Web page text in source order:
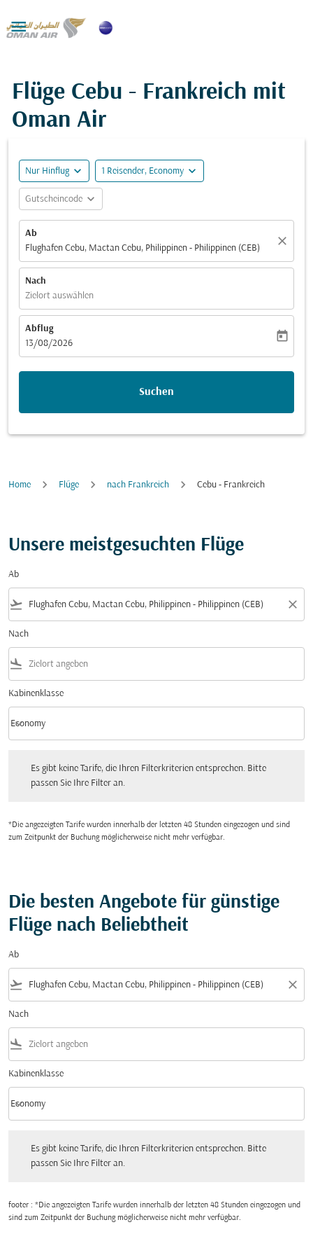

Flüge Cebu - Frankreich mit
Oman Air
Nur Hinflug expand_more 1 Reisender, Economy expand_more
Gutscheincode expand_more
Ab
Flughafen Cebu, Mactan Cebu, Philippinen - Philippinen (CEB)
close
Nach
Zielort auswählen
Abflug
fc-booking-departure-date-aria-label
13/08/2026
today
Suchen
Home Flüge nach Frankreich Cebu - Frankreich
Unsere meistgesuchten Flüge
Ab
flight_takeoff close
Nach
flight_land
Kabinenklasse
Kabinenklasse option Economy Selected
Economy
keyboard_arrow_down
Es gibt keine Tarife, die Ihren Filterkriterien entsprechen. Bitte
passen Sie Ihre Filter an.
*Die angezeigten Tarife wurden innerhalb der letzten 48 Stunden eingezogen und sind
zum Zeitpunkt der Buchung möglicherweise nicht mehr verfügbar.
Die besten Angebote für günstige
Flüge nach Beliebtheit
Ab
flight_takeoff close
Nach
flight_land
Kabinenklasse
Kabinenklasse option Economy Selected
Economy
keyboard_arrow_down
Es gibt keine Tarife, die Ihren Filterkriterien entsprechen. Bitte
passen Sie Ihre Filter an.
footer : *Die angezeigten Tarife wurden innerhalb der letzten 48 Stunden eingezogen und
sind zum Zeitpunkt der Buchung möglicherweise nicht mehr verfügbar.